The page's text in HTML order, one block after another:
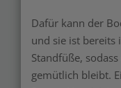
Dafür kann der
und sie ist bereits
Standfüße,
gemütlich bleibt.